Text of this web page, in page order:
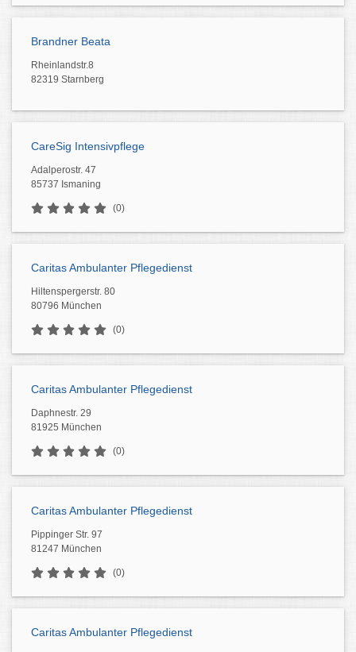
Brandner Beata
Rheinlandstr.8
82319 Starnberg
CareSig Intensivpflege
Adalperostr. 47
85737 Ismaning
(0)
Caritas Ambulanter Pflegedienst
Hiltenspergerstr. 80
80796 München
(0)
Caritas Ambulanter Pflegedienst
Daphnestr. 29
81925 München
(0)
Caritas Ambulanter Pflegedienst
Pippinger Str. 97
81247 München
(0)
Caritas Ambulanter Pflegedienst